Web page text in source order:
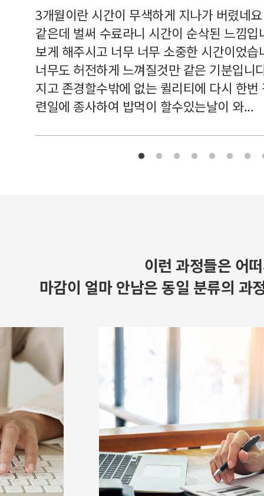
3개월이란 시간이 무색하게 지나가 버렸네
같은데 벌써 수료라니 시간이 순삭된 느낌
보게 해주시고 너무 너무 소중한 시간이었
너무도 허전하게 느껴질것만 같은 기분입니
지고 존경할수밖에 없는 퀼리티에 다시 한
련일에 종사하여 밥먹이 할수있는날이 와...
이런 과정들은 어
마감이 얼마 안남은 동일 분류의 과